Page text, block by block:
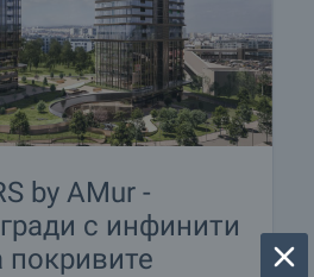
by AMur -
с инфинити
покривите